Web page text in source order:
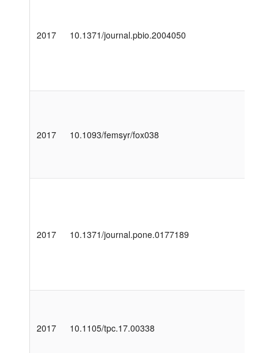
2017 10.1371/journal.pbio.2004050
2017 10.1093/femsyr/fox038
2017 10.1371/journal.pone.0177189
2017 10.1105/tpc.17.00338